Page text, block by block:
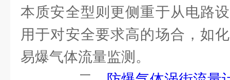
本质安全型则更侧重于从电路
用于对安全要求高的场合，如
易爆气体流量监测。